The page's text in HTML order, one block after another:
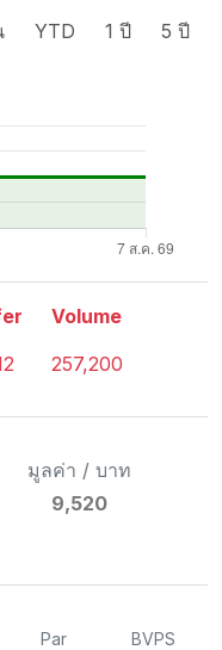
YTD 1 ปี
5 ปี
Volume
257,200
มูลค่า / บาท
9,520
Par BVPS